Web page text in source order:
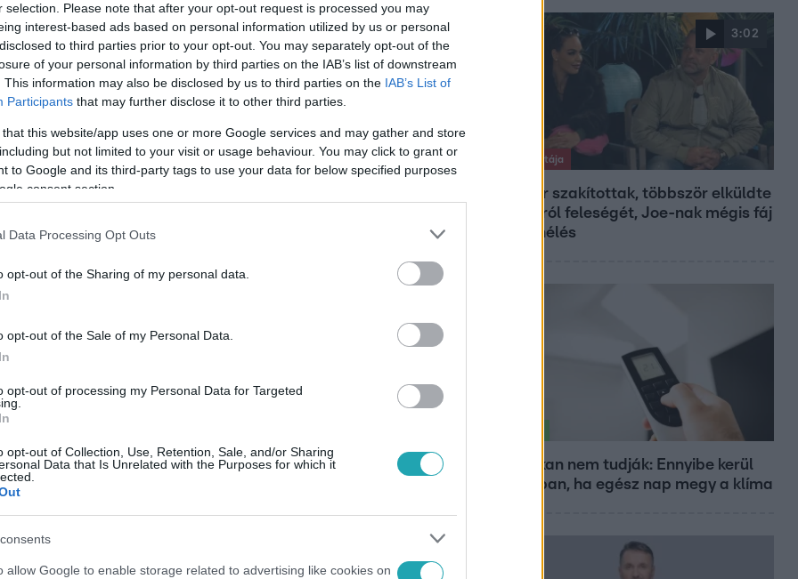
selection. Please note that after your opt-out request is processed you may
interest-based ads based on personal information utilized by us or personal
to third parties prior to your opt-out. You may separately opt-out of the
of your personal information by third parties on the IAB’s list of downstream
This information may also be disclosed by us to third parties on the IAB’s List of
Participants that may further disclose it to other third parties.
that this website/app uses one or more Google services and may gather and store
but not limited to your visit or usage behaviour. You may click to grant or
to Google and its third-party tags to use your data for below specified purposes
consent section.
Data Processing Opt Outs
opt-out of the Sharing of my personal data.
opt-out of the Sale of my Personal Data.
opt-out of processing my Personal Data for Targeted
opt-out of Collection, Use, Retention, Sale, and/or Sharing
Data that Is Unrelated with the Purposes for which it
allow Google to enable storage related to advertising like cookies on
küldtek ki lejárt tartozások miatt, ez
legyen a Google-találatokban!
3:02
Exek csatája
47-szer szakítottak, többször elküldte
otthonról feleségét, Joe-nak mégis fáj
a különélés
Ezt sokan nem tudják: Ennyibe kerül
valójában, ha egész nap megy a klíma